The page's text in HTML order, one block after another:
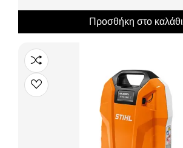
Προσθήκη στο καλάθι